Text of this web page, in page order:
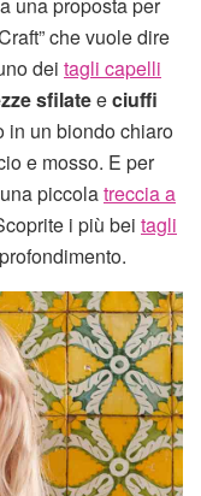
che vuole dire
dei tagli capelli
sfilateeciuffi
in un biondo chiaro
e mosso. E per
piccolatreccia a
i più bei tagli